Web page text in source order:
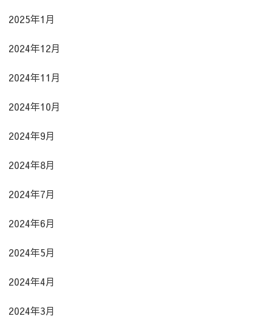
2025年1月
2024年12月
2024年11月
2024年10月
2024年9月
2024年8月
2024年7月
2024年6月
2024年5月
2024年4月
2024年3月